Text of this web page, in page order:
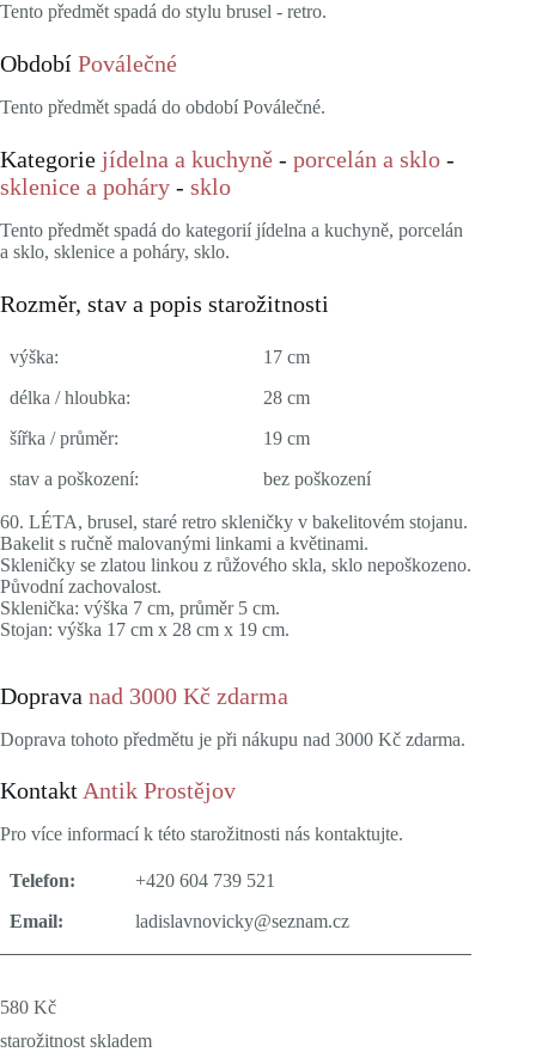
Tento předmět spadá do stylu brusel - retro.
Období Poválečné
Tento předmět spadá do období Poválečné.
Kategorie jídelna a kuchyně - porcelán a sklo -
sklenice a poháry - sklo
Tento předmět spadá do kategorií jídelna a kuchyně, porcelán
a sklo, sklenice a poháry, sklo.
Rozměr, stav a popis starožitnosti
výška:
17 cm
délka / hloubka:
28 cm
šířka / průměr:
19 cm
stav a poškození:
bez poškození
60. LÉTA, brusel, staré retro skleničky v bakelitovém stojanu.
Bakelit s ručně malovanými linkami a květinami.
Skleničky se zlatou linkou z růžového skla, sklo nepoškozeno.
Původní zachovalost.
Sklenička: výška 7 cm, průměr 5 cm.
Stojan: výška 17 cm x 28 cm x 19 cm.
Doprava nad 3000 Kč zdarma
Doprava tohoto předmětu je při nákupu nad 3000 Kč zdarma.
KontaktAntik Prostějov
Pro více informací k této starožitnosti nás kontaktujte.
Telefon:
+420 604 739 521
Email:
ladislavnovicky@seznam.cz
580 Kč
starožitnost skladem